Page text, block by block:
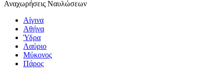
Αναχωρήσεις Ναυλώσεων
Αίγινα
Αθήνα
Ύδρα
Λαύριο
Μύκονος
Πάρος